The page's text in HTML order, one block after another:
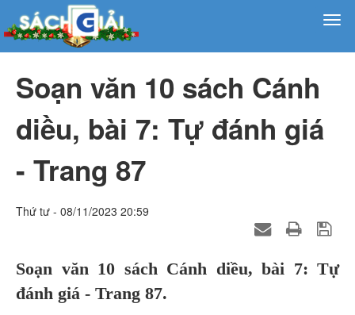
Soạn văn 10 sách Cánh
diều, bài 7: Tự đánh giá
- Trang 87
Thứ tư - 08/11/2023 20:59
Soạn văn 10 sách Cánh diều, bài 7: Tự
đánh giá - Trang 87.